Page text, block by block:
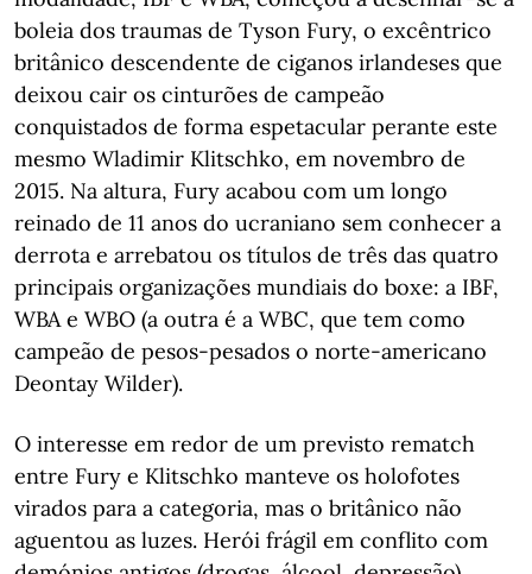
boleia dos traumas de Tyson Fury, o excêntrico
britânico descendente de ciganos irlandeses que
deixou cair os cinturões de campeão
conquistados de forma espetacular perante este
mesmo Wladimir Klitschko, em novembro de
2015. Na altura, Fury acabou com um longo
reinado de 11 anos do ucraniano sem conhecer a
derrota e arrebatou os títulos de três das quatro
principais organizações mundiais do boxe: a IBF,
WBA e WBO (a outra é a WBC, que tem como
campeão de pesos-pesados o norte-americano
Deontay Wilder).
O interesse em redor de um previsto rematch
entre Fury e Klitschko manteve os holofotes
virados para a categoria, mas o britânico não
aguentou as luzes. Herói frágil em conflito com